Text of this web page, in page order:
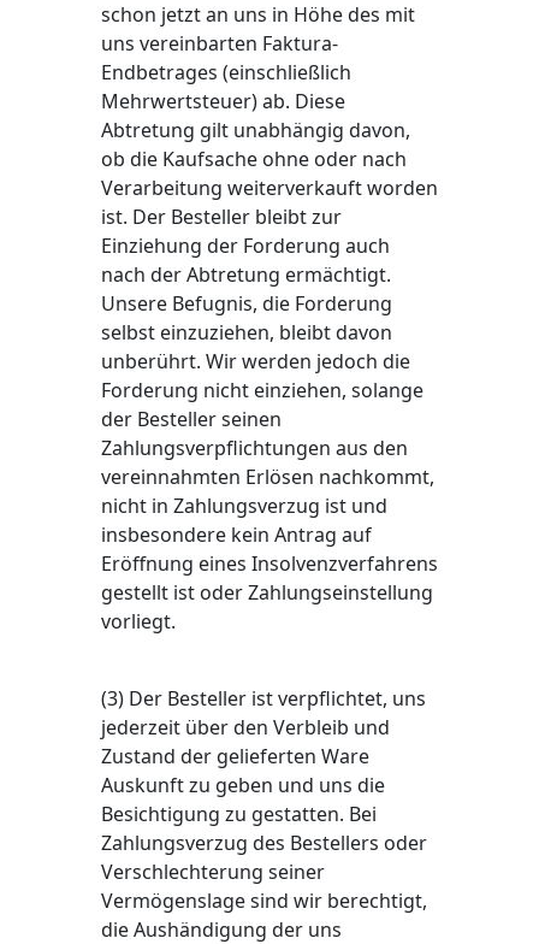
schon jetzt an uns in Höhe des mit
uns vereinbarten Faktura-
Endbetrages (einschließlich
Mehrwertsteuer) ab. Diese
Abtretung gilt unabhängig davon,
ob die Kaufsache ohne oder nach
Verarbeitung weiterverkauft worden
ist. Der Besteller bleibt zur
Einziehung der Forderung auch
nach der Abtretung ermächtigt.
Unsere Befugnis, die Forderung
selbst einzuziehen, bleibt davon
unberührt. Wir werden jedoch die
Forderung nicht einziehen, solange
der Besteller seinen
Zahlungsverpflichtungen aus den
vereinnahmten Erlösen nachkommt,
nicht in Zahlungsverzug ist und
insbesondere kein Antrag auf
Eröffnung eines Insolvenzverfahrens
gestellt ist oder Zahlungseinstellung
vorliegt.
(3) Der Besteller ist verpflichtet, uns
jederzeit über den Verbleib und
Zustand der gelieferten Ware
Auskunft zu geben und uns die
Besichtigung zu gestatten. Bei
Zahlungsverzug des Bestellers oder
Verschlechterung seiner
Vermögenslage sind wir berechtigt,
die Aushändigung der uns